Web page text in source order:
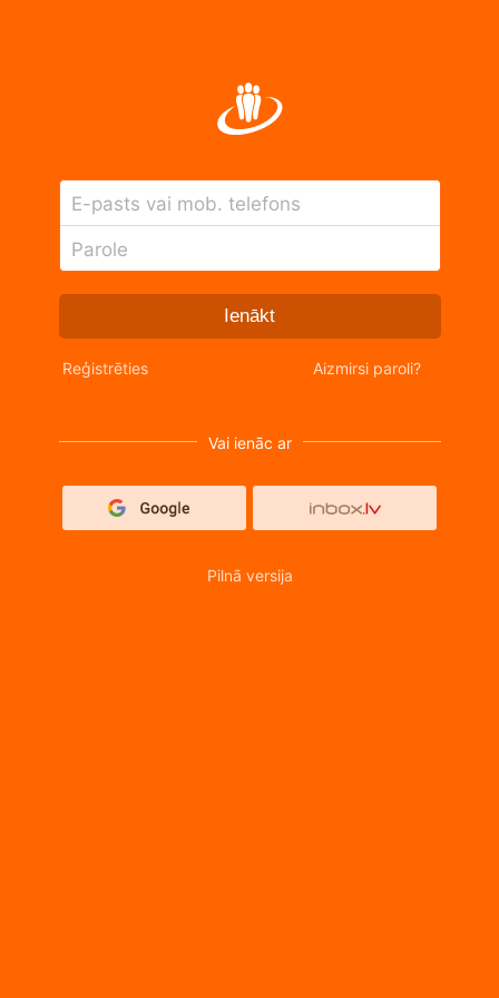
E-pasts vai mob. telefons
Parole
Ienākt
Reģistrēties Aizmirsi paroli?
Vai ienāc ar
Pilnā versija